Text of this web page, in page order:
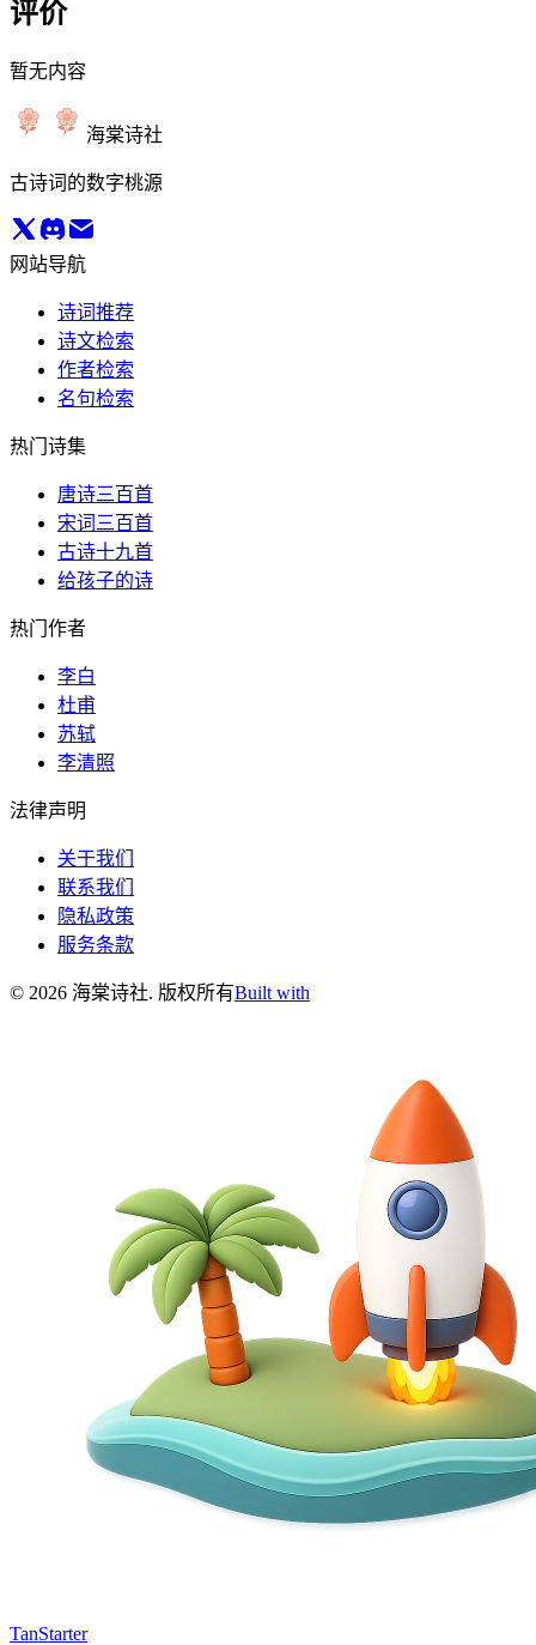
评价
暂无内容
海棠诗社
古诗词的数字桃源
网站导航
诗词推荐
诗文检索
作者检索
名句检索
热门诗集
唐诗三百首
宋词三百首
古诗十九首
给孩子的诗
热门作者
李白
杜甫
苏轼
李清照
法律声明
关于我们
联系我们
隐私政策
服务条款
© 2026 海棠诗社. 版权所有Built with
TanStarter